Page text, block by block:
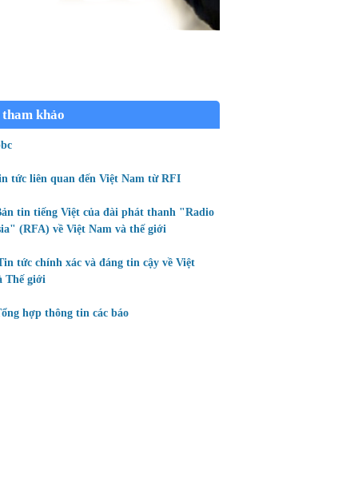
tham khảo
tức liên quan đến Việt Nam từ RFI
tin tiếng Việt của đài phát thanh "Radio
(RFA) về Việt Nam và thế giới
tức chính xác và đáng tin cậy về Việt
Thế giới
hợp thông tin các báo